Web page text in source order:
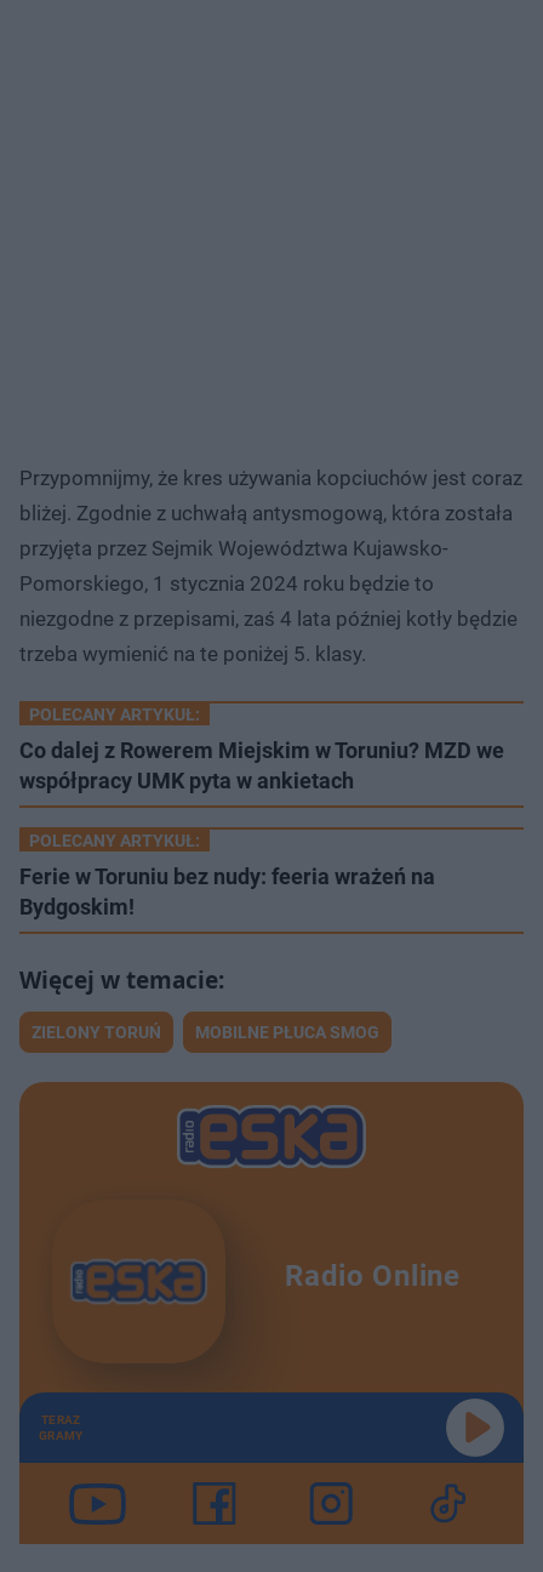
Przypomnijmy, że kres używania kopciuchów jest coraz
bliżej. Zgodnie z uchwałą antysmogową, która została
przyjęta przez Sejmik Województwa Kujawsko-
Pomorskiego, 1 stycznia 2024 roku będzie to
niezgodne z przepisami, zaś 4 lata później kotły będzie
trzeba wymienić na te poniżej 5. klasy.
POLECANY ARTYKUŁ:
Co dalej z Rowerem Miejskim w Toruniu? MZD we
współpracy UMK pyta w ankietach
POLECANY ARTYKUŁ:
Ferie w Toruniu bez nudy: feeria wrażeń na
Bydgoskim!
ZIELONY TORUŃ MOBILNE PŁUCA SMOG
Radio Online
TERAZ
GRAMY